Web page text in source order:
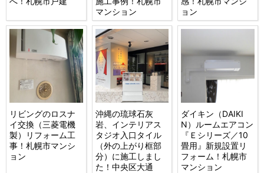
マンション
ョン
リビングのロスナ
イ交換（三菱電機
製）リフォーム工
事！札幌市マンシ
ョン
沖縄の琉球石灰
岩、インテリアス
タジオ入口タイル
（外の上がり框部
分）に施工しまし
た！中央区大通
ダイキン（DAIKI
N）ルームエアコン
『Ｅシリーズ／10
畳用』新規設置リ
フォーム！札幌市
マンション